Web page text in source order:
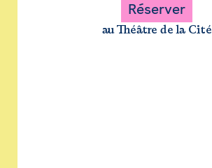
Réserver
au Théâtre de la Cité